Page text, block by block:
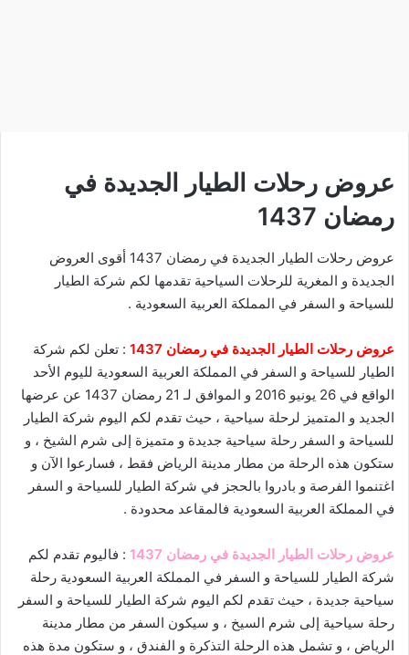
عروض رحلات الطيار الجديدة في
رمضان 1437
عروض رحلات الطيار الجديدة في رمضان 1437 أقوى العروض
الجديدة و المغرية للرحلات السياحية تقدمها لكم شركة الطيار
للسياحة و السفر في المملكة العربية السعودية .
عروض رحلات الطيار الجديدة في رمضان 1437
: تعلن لكم شركة
الطيار للسياحة و السفر في المملكة العربية السعودية لليوم الأحد
الواقع في 26 يونيو 2016 و الموافق لـ 21 رمضان 1437 عن عرضها
الجديد و المتميز لرحلة سياحية ، حيث تقدم لكم اليوم شركة الطيار
للسياحة و السفر رحلة سياحية جديدة و متميزة إلى شرم الشيخ ، و
ستكون هذه الرحلة من مطار مدينة الرياض فقط ، فسارعوا الآن و
اغتنموا الفرصة و بادروا بالحجز في شركة الطيار للسياحة و السفر
في المملكة العربية السعودية فالمقاعد محدودة .
عروض رحلات الطيار الجديدة في رمضان 1437
: فاليوم تقدم لكم
شركة الطيار للسياحة و السفر في المملكة العربية السعودية رحلة
سياحية جديدة ، حيث تقدم لكم اليوم شركة الطيار للسياحة و السفر
رحلة سياحية إلى شرم السيخ ، و سيكون السفر من مطار مدينة
الرياض ، و تشمل هذه الرحلة التذكرة و الفندق ، و ستكون مدة هذه